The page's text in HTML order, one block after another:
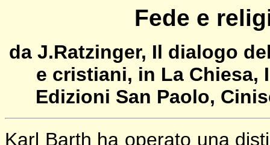
Fede e
da J.Ratzinger, Il dialogo
e cristiani, in La Chiesa,
Edizioni San Paolo,
Karl Barth ha operato una